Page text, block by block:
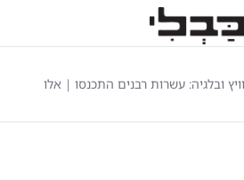
ובלגיה: עשרות רבנים התכנסו | אלו